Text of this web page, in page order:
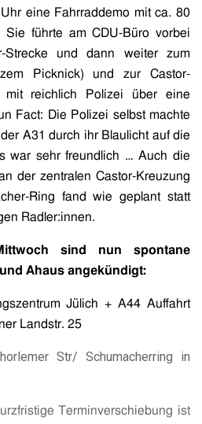
eine Fahrraddemo mit ca. 80
Sie führte am CDU-Büro vorbei
Strecke und dann weiter zum
Picknick) und zur Castor-
reichlich Polizei über eine
Fact: Die Polizei selbst machte
A31 durch ihr Blaulicht auf die
war sehr freundlich … Auch die
der zentralen Castor-Kreuzung
Ring fand wie geplant statt
Radler:innen.
sind nun spontane
Ahaus angekündigt:
Jülich + A44 Auffahrt
Landstr. 25
Str/ Schumacherring in
Terminverschiebung ist